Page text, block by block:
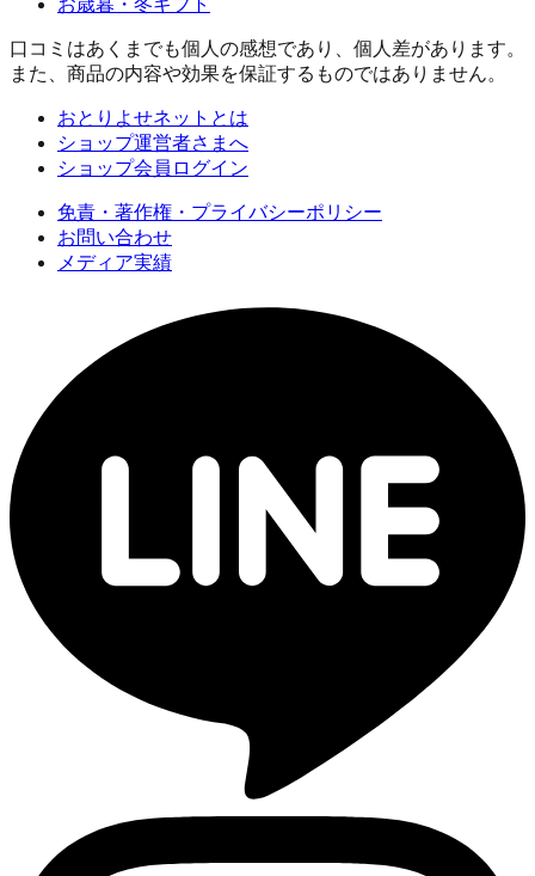
口コミはあくまでも個人の感想であり、個人差があります。
また、商品の内容や効果を保証するものではありません。
おとりよせネットとは
ショップ運営者さまへ
ショップ会員ログイン
免責・著作権・プライバシーポリシー
お問い合わせ
メディア実績